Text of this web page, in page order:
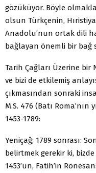
gözüküyor. Böyle
olsun Türkçenin,
Anadolu’nun ortak dili
bağlayan önemli bir bağ
Tarih Çağları Üzerine bir
ve bizi de etkilemiş
çıkmasından sonraki
M.S. 476 (Batı Roma’nın
1453-1789:
Yeniçağ; 1789 sonrası:
belirtmek gerekir ki, bizde
1453’ün, Fatih’in